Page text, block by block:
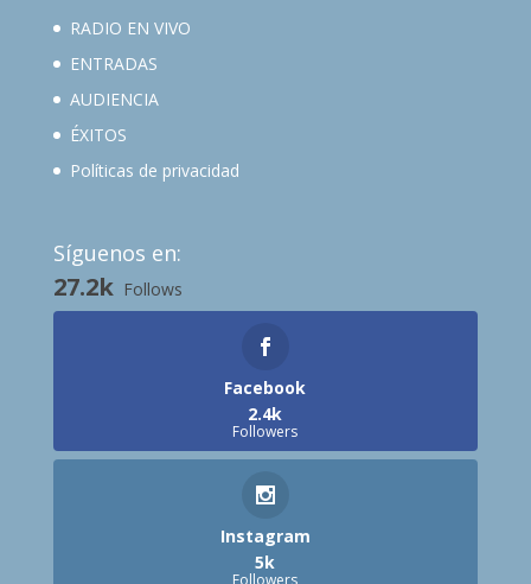
RADIO EN VIVO
ENTRADAS
AUDIENCIA
ÉXITOS
Políticas de privacidad
Síguenos en:
27.2k Follows
Facebook
2.4k
Followers
Instagram
5k
Followers